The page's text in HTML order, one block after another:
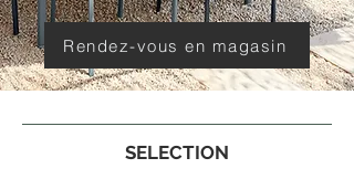
Rendez-vous en magasin
SELECTION